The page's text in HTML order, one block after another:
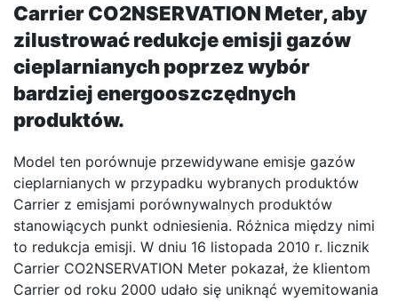
Carrier CO2NSERVATION Meter, aby
zilustrować redukcje emisji gazów
cieplarnianych poprzez wybór
bardziej energooszczędnych
produktów.
Model ten porównuje przewidywane emisje gazów
cieplarnianych w przypadku wybranych produktów
Carrier z emisjami porównywalnych produktów
stanowiących punkt odniesienia. Różnica między nimi
to redukcja emisji. W dniu 16 listopada 2010 r. licznik
Carrier CO2NSERVATION Meter pokazał, że klientom
Carrier od roku 2000 udało się uniknąć wyemitowania